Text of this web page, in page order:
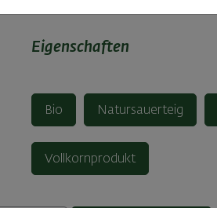
Eigenschaften
Bio Natursauerteig
Vollkornprodukt